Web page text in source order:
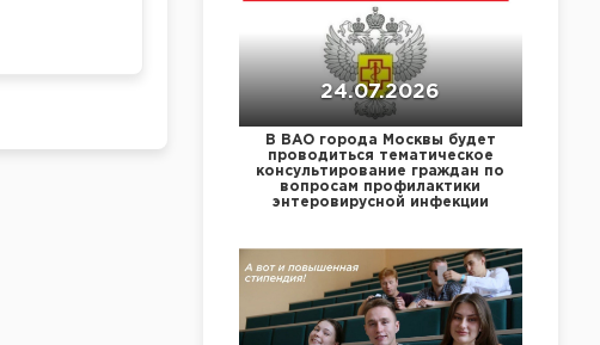
24.07.2026
В ВАО города Москвы будет
проводиться тематическое
консультирование граждан по
вопросам профилактики
энтеровирусной инфекции